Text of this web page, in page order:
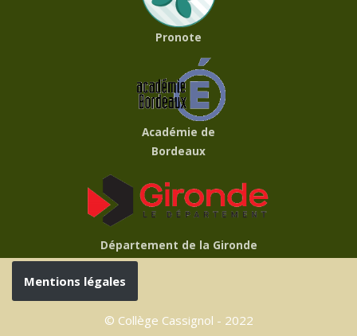
Pronote
Académie de
Bordeaux
Département de la Gironde
Mentions légales
© Collège Cassignol - 2022